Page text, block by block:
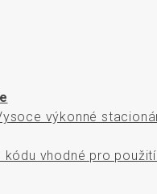
výkonné
kódu vhodné pro